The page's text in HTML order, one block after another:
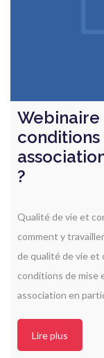
Webinaire
?
Qualité de vie et
comment y
de qualité de vie et
conditions de mise
association en
Lire plus